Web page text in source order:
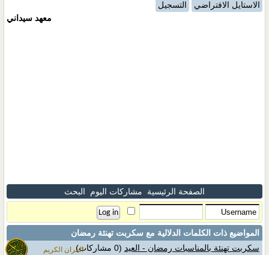
القران الكريم
الاستايل الافتراضي
التسجيل
معهد سيداني
الصفحة الرئيسية مشاركات اليوم البحث
المواضيع ذات الكلمات الدلالية مع سكربت تهنئة رمضان
سكربت تهنئة بالمناسبات رمضان - العيد (0 مشاركات)